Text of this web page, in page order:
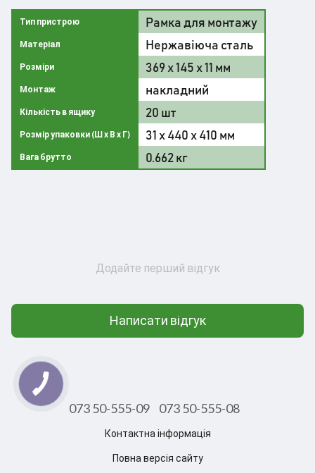
Тип пристрою Рамка для монтажу
Матеріал Нержавіюча сталь
Розміри 369 х 145 х 11 мм
Монтаж накладний
Кількість в ящику 20 шт
Розмір упаковки (Ш х В х Г) 31 x 440 x 410 мм
Вага брутто 0.662 кг
Додайте перший відгук
Написати відгук
073 50-555-09 073 50-555-08
Контактна інформація
Повна версія сайту